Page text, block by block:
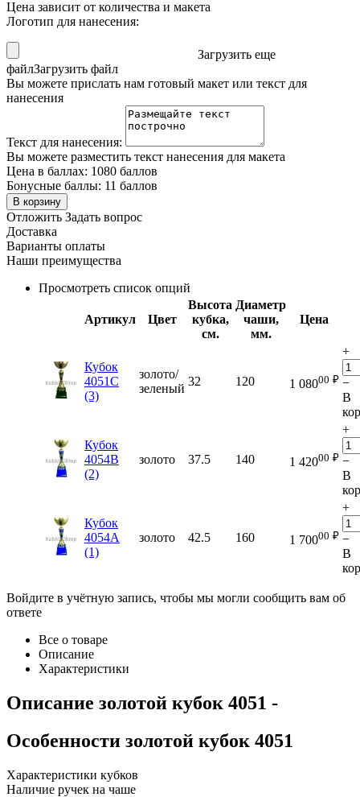
Цена зависит от количества и макета
Логотип для нанесения:
Загрузить еще
файлЗагрузить файл
Вы можете прислать нам готовый макет или текст для
нанесения
Текст для нанесения:
Вы можете разместить текст нанесения для макета
Цена в баллах: 1080 баллов
Бонусные баллы: 11 баллов
В корзину
Отложить Задать вопрос
Доставка
Варианты оплаты
Наши преимущества
Просмотреть список опций
Артикул Цвет
Высота
кубка,
см.
Диаметр
чаши,
мм.
Цена
Кубок
4051C
(3)
золото/
зеленый
32 120 1 08000 ₽
+
−
В
Кубок
4054B
(2)
золото 37.5 140 1 42000 ₽
+
−
В
Кубок
4054A
(1)
золото 42.5 160 1 70000 ₽
+
−
В
Войдите в учётную запись, чтобы мы могли сообщить вам об
ответе
Все о товаре
Описание
Характеристики
Описание золотой кубок 4051 -
Особенности золотой кубок 4051
Характеристики кубков
Наличие ручек на чаше